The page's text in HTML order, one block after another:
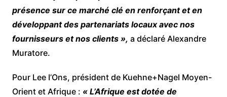
présence sur ce marché clé en renforçant et en
développant des partenariats locaux avec nos
fournisseurs et nos clients », a déclaré Alexandre
Muratore.
Pour Lee I’Ons, président de Kuehne+Nagel Moyen-
Orient et Afrique : « L’Afrique est dotée de